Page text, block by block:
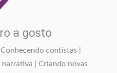
a gosto
contistas |
narrativa | Criando novas